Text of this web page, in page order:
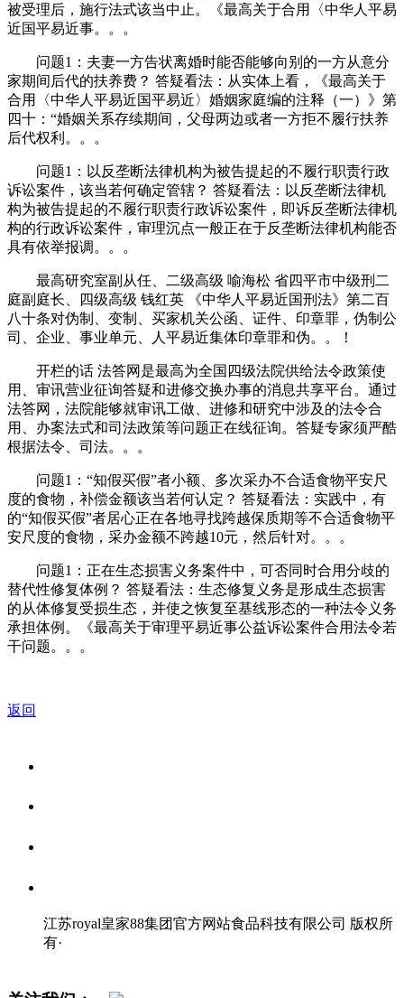
被受理后，施行法式该当中止。《最高关于合用〈中华人平易
近国平易近事。。。
问题1：夫妻一方告状离婚时能否能够向别的一方从意分
家期间后代的扶养费？ 答疑看法：从实体上看，《最高关于
合用〈中华人平易近国平易近〉婚姻家庭编的注释（一）》第
四十：“婚姻关系存续期间，父母两边或者一方拒不履行扶养
后代权利。。。
问题1：以反垄断法律机构为被告提起的不履行职责行政
诉讼案件，该当若何确定管辖？ 答疑看法：以反垄断法律机
构为被告提起的不履行职责行政诉讼案件，即诉反垄断法律机
构的行政诉讼案件，审理沉点一般正在于反垄断法律机构能否
具有依举报调。。。
最高研究室副从任、二级高级 喻海松 省四平市中级刑二
庭副庭长、四级高级 钱红英 《中华人平易近国刑法》第二百
八十条对伪制、变制、买家机关公函、证件、印章罪，伪制公
司、企业、事业单元、人平易近集体印章罪和伪。。！
开栏的话 法答网是最高为全国四级法院供给法令政策使
用、审讯营业征询答疑和进修交换办事的消息共享平台。通过
法答网，法院能够就审讯工做、进修和研究中涉及的法令合
用、办案法式和司法政策等问题正在线征询。答疑专家须严酷
根据法令、司法。。。
问题1：“知假买假”者小额、多次采办不合适食物平安尺
度的食物，补偿金额该当若何认定？ 答疑看法：实践中，有
的“知假买假”者居心正在各地寻找跨越保质期等不合适食物平
安尺度的食物，采办金额不跨越10元，然后针对。。。
问题1：正在生态损害义务案件中，可否同时合用分歧的
替代性修复体例？ 答疑看法：生态修复义务是形成生态损害
的从体修复受损生态，并使之恢复至基线形态的一种法令义务
承担体例。《最高关于审理平易近事公益诉讼案件合用法令若
干问题。。。
返回
江苏royal皇家88集团官方网站食品科技有限公司 版权所
有·